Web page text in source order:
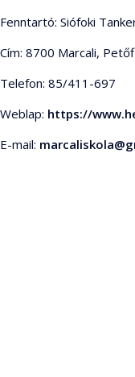
Fenntartó: Siófoki
Cím: 8700 Marcali,
Telefon: 85/411-697
Weblap: https://
E-mail: